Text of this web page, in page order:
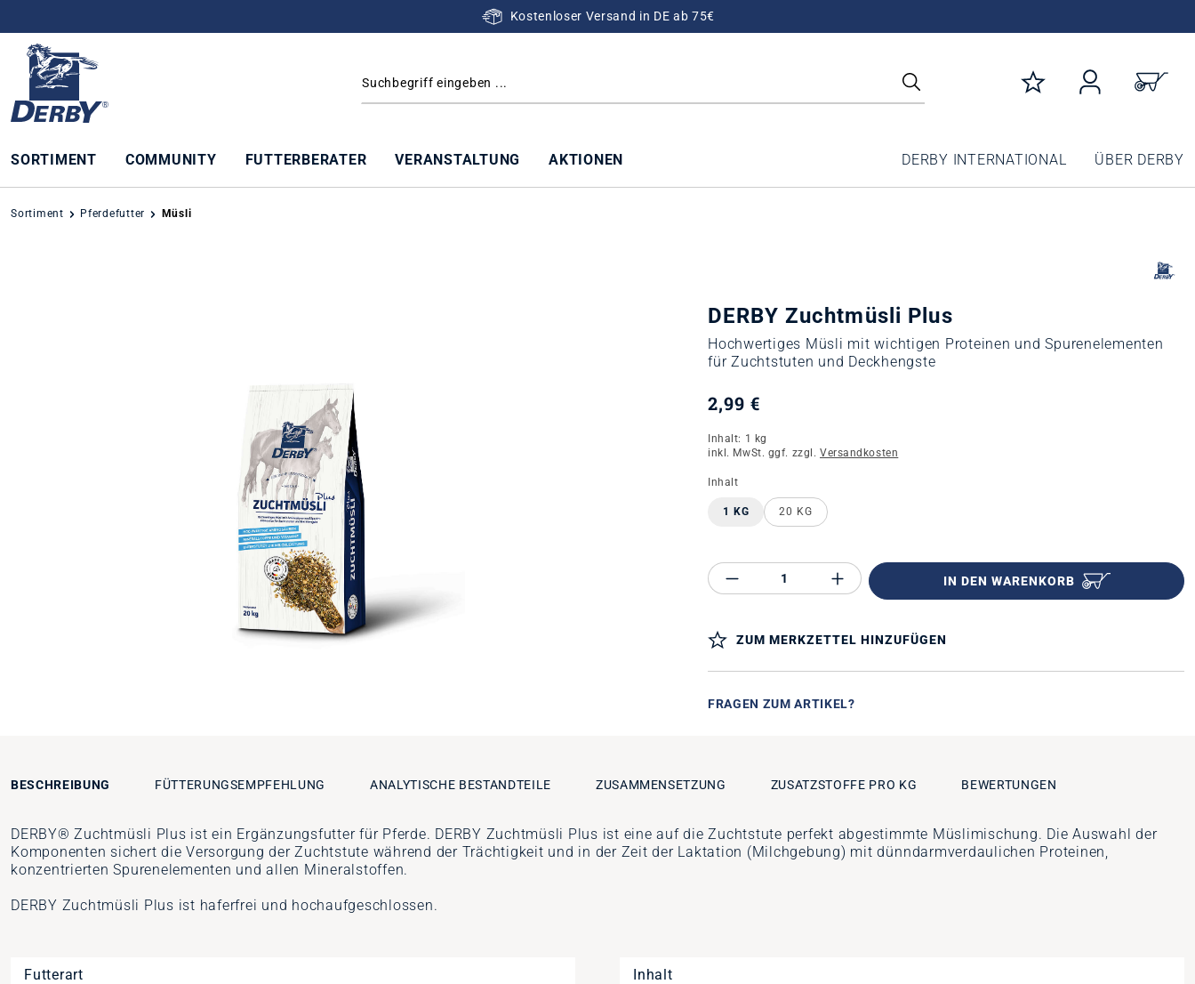
Kostenloser Versand in DE ab 75€
SORTIMENT COMMUNITY FUTTERBERATER VERANSTALTUNG AKTIONEN DERBY INTERNATIONAL ÜBER DERBY
Sortiment Pferdefutter Müsli
DERBY Zuchtmüsli Plus
Hochwertiges Müsli mit wichtigen Proteinen und Spurenelementen
für Zuchtstuten und Deckhengste
2,99 €
Inhalt: 1 kg
inkl. MwSt. ggf. zzgl. Versandkosten
Inhaltauswählen
1 KG 20 KG
Produkt Anzahl des Produktes "%product%":
IN DEN WARENKORB
ZUM MERKZETTEL HINZUFÜGEN
FRAGEN ZUM ARTIKEL?
BESCHREIBUNG FÜTTERUNGSEMPFEHLUNG ANALYTISCHE BESTANDTEILE ZUSAMMENSETZUNG ZUSATZSTOFFE PRO KG BEWERTUNGEN
DERBY® Zuchtmüsli Plus ist ein Ergänzungsfutter für Pferde. DERBY Zuchtmüsli Plus ist eine auf die Zuchtstute perfekt abgestimmte Müslimischung. Die Auswahl der
Komponenten sichert die Versorgung der Zuchtstute während der Trächtigkeit und in der Zeit der Laktation (Milchgebung) mit dünndarmverdaulichen Proteinen,
konzentrierten Spurenelementen und allen Mineralstoffen.
DERBY Zuchtmüsli Plus ist haferfrei und hochaufgeschlossen.
Futterart
Inhalt